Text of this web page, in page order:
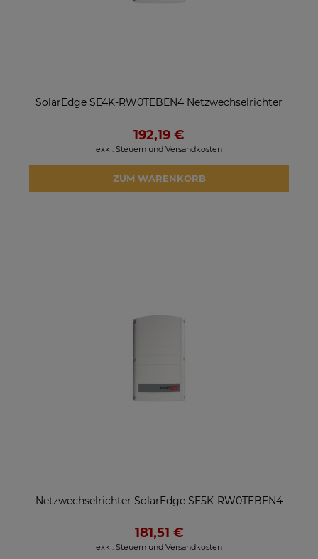
SolarEdge SE4K-RW0TEBEN4 Netzwechselrichter
192,19 €
exkl. Steuern und Versandkosten
ZUM WARENKORB
Netzwechselrichter SolarEdge SE5K-RW0TEBEN4
181,51 €
exkl. Steuern und Versandkosten